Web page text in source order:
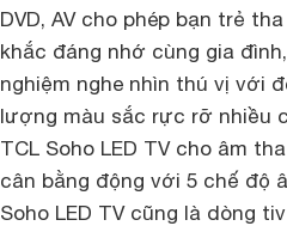
DVD, AV cho phép bạn trẻ
khắc đáng nhớ cùng gia
nghiệm nghe nhìn thú vị với
lượng màu sắc rực rỡ nhiều
TCL Soho LED TV cho âm
cân bằng động với 5 chế độ
Soho LED TV cũng là dòng